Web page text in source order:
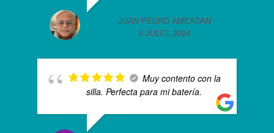
JUAN PEDRO AMEADAN
5 JULIO, 2024
Muy contento con la
silla. Perfecta para mi batería.